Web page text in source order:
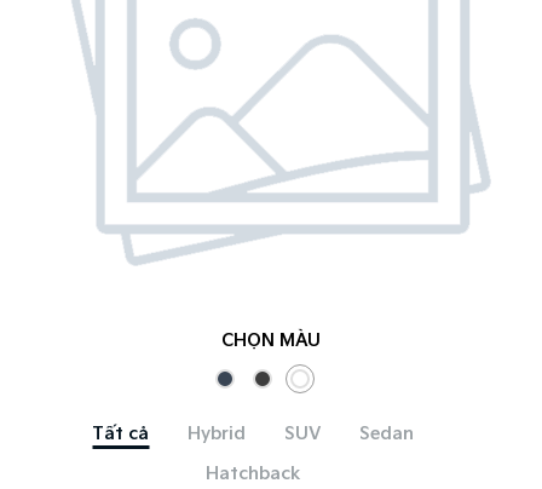
CHỌN MÀU
Tất cả Hybrid SUV
Sedan
Hatchback